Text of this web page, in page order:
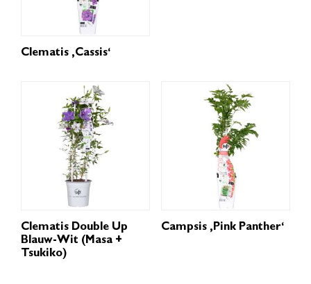
Clematis ‚Cassis‘
Clematis Double Up
Blauw-Wit (Masa +
Tsukiko)
Campsis ‚Pink Panther‘